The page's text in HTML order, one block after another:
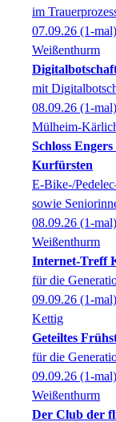
im
07.09.26 (1-mal)
Weißenthurm
mit
08.09.26 (1-mal)
Mülheim-
Schloss
Kurfürsten
E-Bike-/
sowie
08.09.26 (1-mal)
Weißenthurm
Internet-Treff
für die
09.09.26 (1-mal)
Kettig
Geteiltes
für die
09.09.26 (1-mal)
Weißenthurm
Der Club der